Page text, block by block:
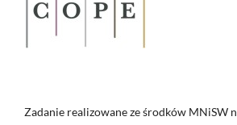
Zadanie realizowane ze środków MNiSW